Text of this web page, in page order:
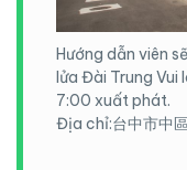
Hướng dẫn viên
lửa Đài Trung Vui
7:00 xuất phát.
Địa chỉ:台中市中